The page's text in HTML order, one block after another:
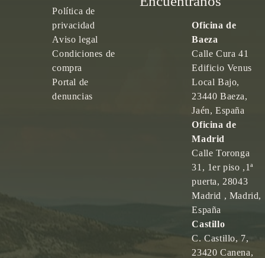
Política de
privacidad
Aviso legal
Condiciones de
compra
Portal de
denuncias
Oficina de
Baeza
Calle Cura 41
Edificio Venus
Local Bajo,
23440 Baeza,
Jaén, España
Oficina de
Madrid
Calle Toronga
31, 1er piso ,1ª
puerta, 28043
Madrid , Madrid,
España
Castillo
C. Castillo, 7,
23420 Canena,